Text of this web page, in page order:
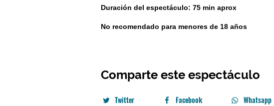
Comparte este espectáculo
Twitter Facebook Whatsapp